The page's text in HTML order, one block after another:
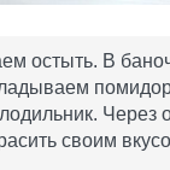
остыть. В
Через
своим